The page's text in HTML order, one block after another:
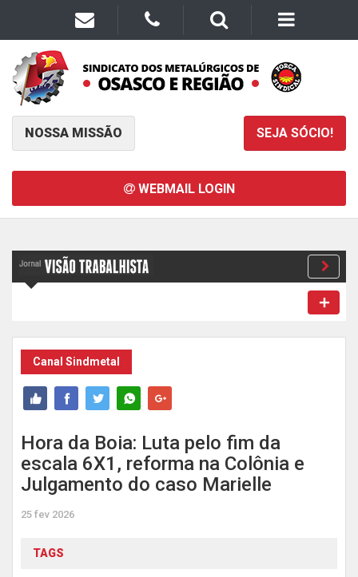
NOSSA MISSÃO SEJA SÓCIO!
WEBMAIL LOGIN
Canal Sindmetal
Hora da Boia: Luta pelo fim da
escala 6X1, reforma na Colônia e
Julgamento do caso Marielle
25 fev 2026
TAGS